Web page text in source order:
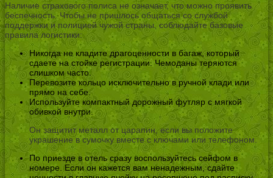
Наличие страхового полиса не означает, что можно проявить
беспечность. Чтобы не пришлось общаться со службой
поддержки и полицией чужой страны, соблюдайте базовые
правила логистики:
Никогда не кладите драгоценности в багаж, который
сдаете на стойке регистрации. Чемоданы теряются
слишком часто.
Перевозите кольцо исключительно в ручной клади или
прямо на себе.
Используйте компактный дорожный футляр с мягкой
обивкой внутри.
Он защитит металл от царапин, если вы положите
украшение в сумочку вместе с ключами или телефоном.
По приезде в отель сразу воспользуйтесь сейфом в
номере. Если он кажется вам ненадежным, сдайте